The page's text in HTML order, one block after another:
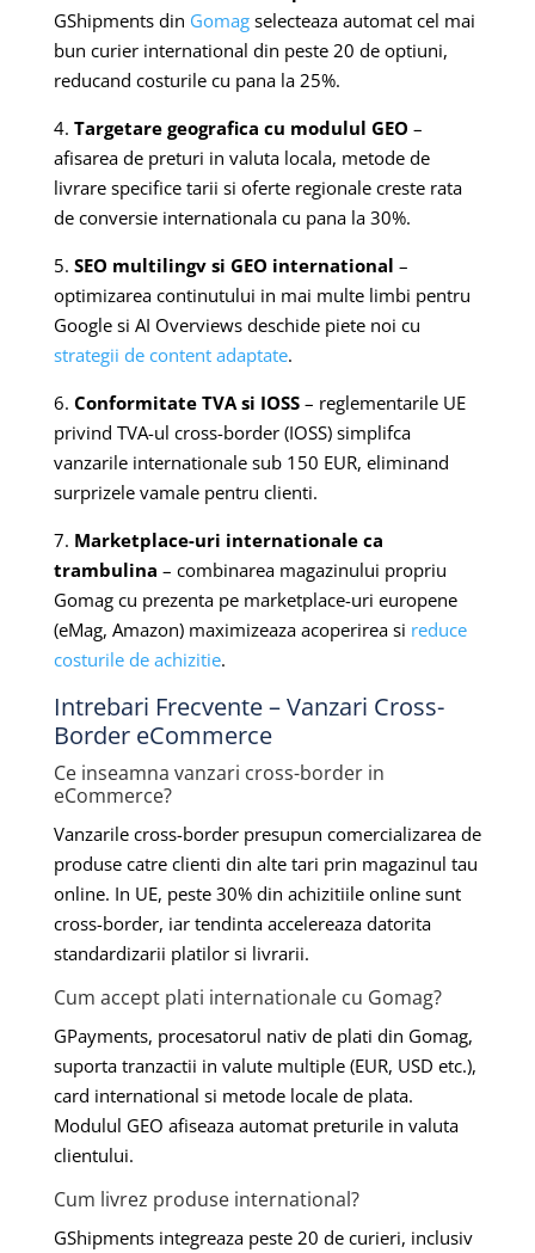
GShipments din Gomagselecteaza automat cel mai
bun curier international din peste 20 de optiuni,
reducand costurile cu pana la 25%.
4. Targetare geografica cu modulul GEO –
afisarea de preturi in valuta locala, metode de
livrare specifice tarii si oferte regionale creste rata
de conversie internationala cu pana la 30%.
5. SEO multilingv si GEO international –
optimizarea continutului in mai multe limbi pentru
Google si AI Overviews deschide piete noi cu
strategii de content adaptate.
6. Conformitate TVA si IOSS– reglementarile UE
privind TVA-ul cross-border (IOSS) simplifca
vanzarile internationale sub 150 EUR, eliminand
surprizele vamale pentru clienti.
7. Marketplace-uri internationale ca
trambulina – combinarea magazinului propriu
Gomag cu prezenta pe marketplace-uri europene
(eMag, Amazon) maximizeaza acoperirea si reduce
costurile de achizitie.
Intrebari Frecvente – Vanzari Cross-
Border eCommerce
Ce inseamna vanzari cross-border in
eCommerce?
Vanzarile cross-border presupun comercializarea de
produse catre clienti din alte tari prin magazinul tau
online. In UE, peste 30% din achizitiile online sunt
cross-border, iar tendinta accelereaza datorita
standardizarii platilor si livrarii.
Cum accept plati internationale cu Gomag?
GPayments, procesatorul nativ de plati din Gomag,
suporta tranzactii in valute multiple (EUR, USD etc.),
card international si metode locale de plata.
Modulul GEO afiseaza automat preturile in valuta
clientului.
Cum livrez produse international?
GShipments integreaza peste 20 de curieri, inclusiv